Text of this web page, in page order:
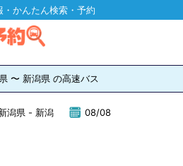
かんたん検索・予約
〜 新潟県 の高速バス
潟県 - 新潟 08/08